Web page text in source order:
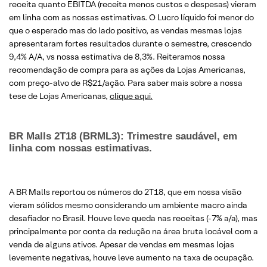
receita quanto EBITDA (receita menos custos e despesas) vieram
em linha com as nossas estimativas. O Lucro líquido foi menor do
que o esperado mas do lado positivo, as vendas mesmas lojas
apresentaram fortes resultados durante o semestre, crescendo
9,4% A/A, vs nossa estimativa de 8,3%. Reiteramos nossa
recomendação de compra para as ações da Lojas Americanas,
com preço-alvo de R$21/ação. Para saber mais sobre a nossa
tese de Lojas Americanas, clique aqui.
BR Malls 2T18 (BRML3): Trimestre saudável, em
linha com nossas estimativas.
A BR Malls reportou os números do 2T18, que em nossa visão
vieram sólidos mesmo considerando um ambiente macro ainda
desafiador no Brasil. Houve leve queda nas receitas (-7% a/a), mas
principalmente por conta da redução na área bruta locável com a
venda de alguns ativos. Apesar de vendas em mesmas lojas
levemente negativas, houve leve aumento na taxa de ocupação.